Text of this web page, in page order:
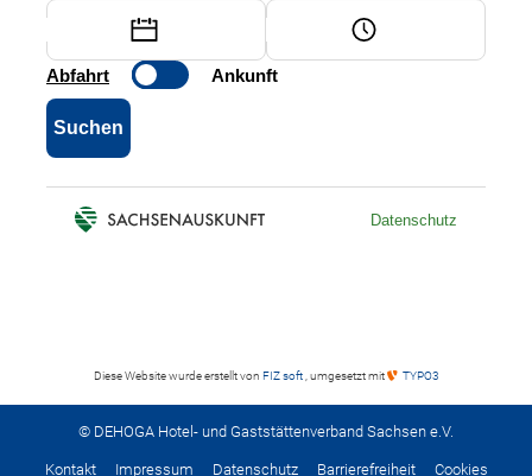
Diese Website wurde erstellt von FIZ soft , umgesetzt mit TYPO3
© DEHOGA Hotel- und Gaststättenverband Sachsen e.V.
Kontakt Impressum Datenschutz Barrierefreiheit Cookies